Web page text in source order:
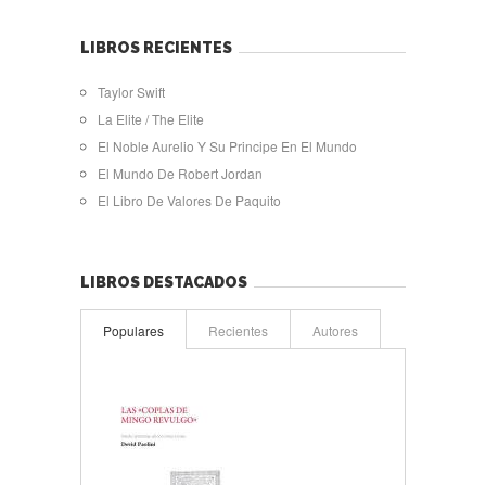
LIBROS RECIENTES
Taylor Swift
La Elite / The Elite
El Noble Aurelio Y Su Principe En El Mundo
El Mundo De Robert Jordan
El Libro De Valores De Paquito
LIBROS DESTACADOS
Populares Recientes Autores